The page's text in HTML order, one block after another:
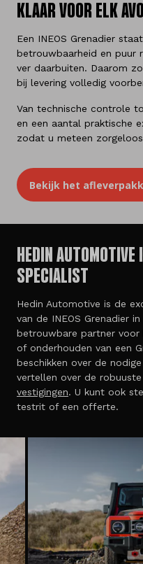
KLAAR VOOR ELK
Een INEOS Grenadier
betrouwbaarheid en puur
ver daarbuiten. Daarom
bij levering volledig
Van technische controle
en een aantal praktische
zodat u meteen
Bekijk het
HEDIN
SPECIALIST
Hedin Automotive is de
van de INEOS Grenadier
betrouwbare partner voor
of onderhouden van een
beschikken over de
vertellen over de
vestigingen. U kunt ook
testrit of een offerte.